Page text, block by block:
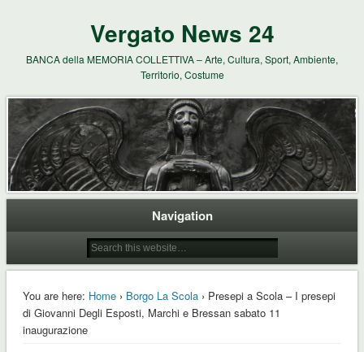
Vergato News 24
BANCA della MEMORIA COLLETTIVA – Arte, Cultura, Sport, Ambiente,
Territorio, Costume
Navigation
You are here: Home› Borgo La Scola› Presepi a Scola – I presepi
di Giovanni Degli Esposti, Marchi e Bressan sabato 11
inaugurazione